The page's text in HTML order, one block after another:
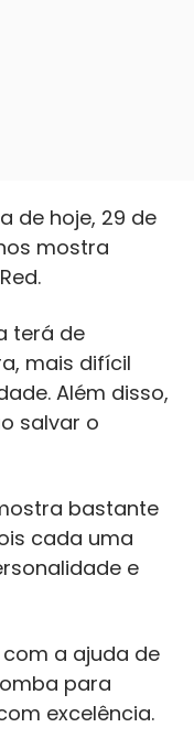
de hoje, 29 de
mostra
terá de
mais difícil
Além disso,
salvar o
bastante
cada uma
e
a ajuda de
para
excelência.